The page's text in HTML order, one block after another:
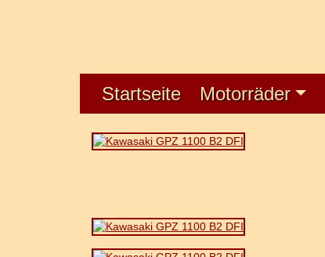
Startseite Motorräder